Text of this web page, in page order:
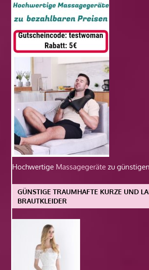
Hochwertige Massagegeräte zu
GÜNSTIGE TRAUMHAFTE KURZE UND
BRAUTKLEIDER